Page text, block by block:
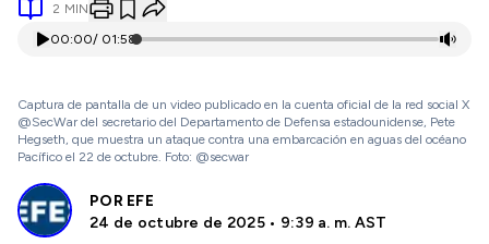
2 MIN
00:00/ 01:58
Captura de pantalla de un video publicado en la cuenta oficial de la red social X
@SecWar del secretario del Departamento de Defensa estadounidense, Pete
Hegseth, que muestra un ataque contra una embarcación en aguas del océano
Pacífico el 22 de octubre. Foto: @secwar
POR EFE
24 de octubre de 2025 • 9:39 a. m. AST